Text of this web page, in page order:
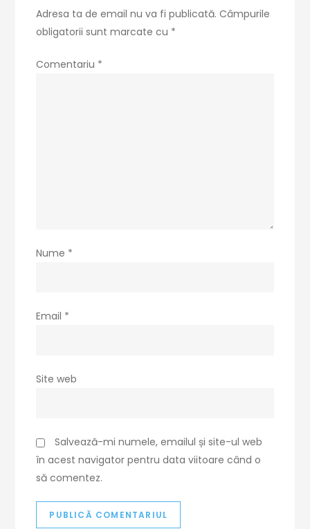
Adresa ta de email nu va fi publicată. Câmpurile
obligatorii sunt marcate cu *
Comentariu *
Nume *
Email *
Site web
Salvează-mi numele, emailul și site-ul web
în acest navigator pentru data viitoare când o
să comentez.